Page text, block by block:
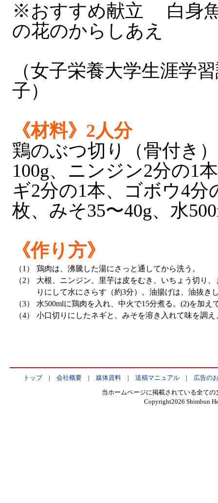
※おすすめ献立 白身
の花のからしあえ
（女子栄養大学生涯学
子）
《材料》2人分
鶏のぶつ切り（骨付き
100g、ニンジン2分の1
ギ2分の1本、ゴボウ4分
枚、みそ35〜40g、水
《作り方》
（1）
鶏肉は、沸騰した湯にさっと通してから洗う。
（2）
大根、ニンジン、里芋は皮をむき、いちょう切り
りにして水にさらす（約3分）。油揚げは、油抜き
（3）
水500mlに鶏肉を入れ、中火で15分煮る。(2)を加え
（4）
小口切りにしたネギと、みそを溶き入れて味を調
トップ| 会社概要| 媒体資料| 送稿マニュアル| 広告の
当ホームページに掲載されている全て
Copyright2026 Shimbun